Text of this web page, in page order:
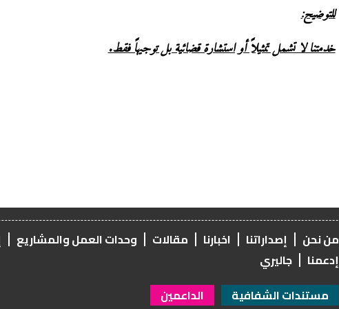
للتوضيح:
خدمتنا لا تشمل تمثيلاً أو استشارة قضائية بل توجيهاً فقط.
من نحن إصداراتنا اخبارنا مقالات وحدات العمل والمشاريع
إدعمنا
جاليري
مستندات الشفافية
الداعمين